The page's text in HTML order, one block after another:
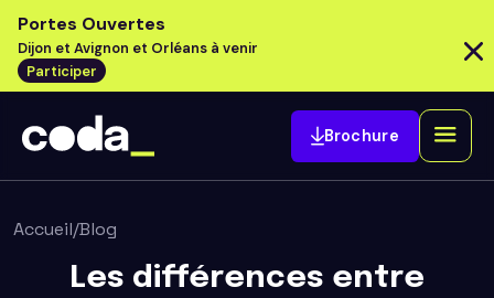
Portes Ouvertes
Dijon et Avignon et Orléans à venir
Participer
Brochure
Accueil/Blog
Les différences entre